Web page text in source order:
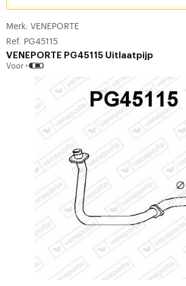
Merk: VENEPORTE
Ref. PG45115
VENEPORTE PG45115 Uitlaatpijp
Voor